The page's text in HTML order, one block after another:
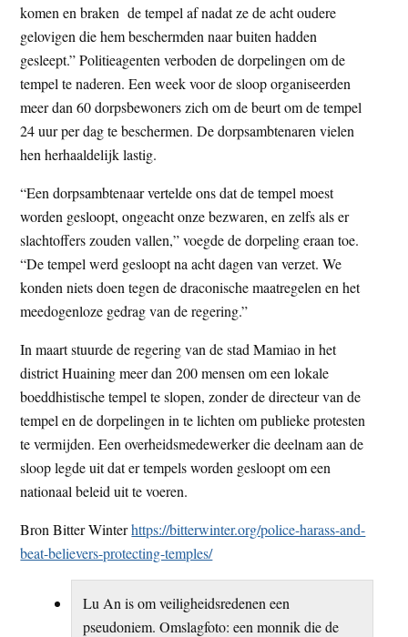
komen en braken de tempel af nadat ze de acht oudere
gelovigen die hem beschermden naar buiten hadden
gesleept.” Politieagenten verboden de dorpelingen om de
tempel te naderen. Een week voor de sloop organiseerden
meer dan 60 dorpsbewoners zich om de beurt om de tempel
24 uur per dag te beschermen. De dorpsambtenaren vielen
hen herhaaldelijk lastig.
“Een dorpsambtenaar vertelde ons dat de tempel moest
worden gesloopt, ongeacht onze bezwaren, en zelfs als er
slachtoffers zouden vallen,” voegde de dorpeling eraan toe.
“De tempel werd gesloopt na acht dagen van verzet. We
konden niets doen tegen de draconische maatregelen en het
meedogenloze gedrag van de regering.”
In maart stuurde de regering van de stad Mamiao in het
district Huaining meer dan 200 mensen om een lokale
boeddhistische tempel te slopen, zonder de directeur van de
tempel en de dorpelingen in te lichten om publieke protesten
te vermijden. Een overheidsmedewerker die deelnam aan de
sloop legde uit dat er tempels worden gesloopt om een
nationaal beleid uit te voeren.
Bron Bitter Winterhttps://bitterwinter.org/police-harass-and-
beat-believers-protecting-temples/
Lu An is om veiligheidsredenen een
pseudoniem. Omslagfoto: een monnik die de